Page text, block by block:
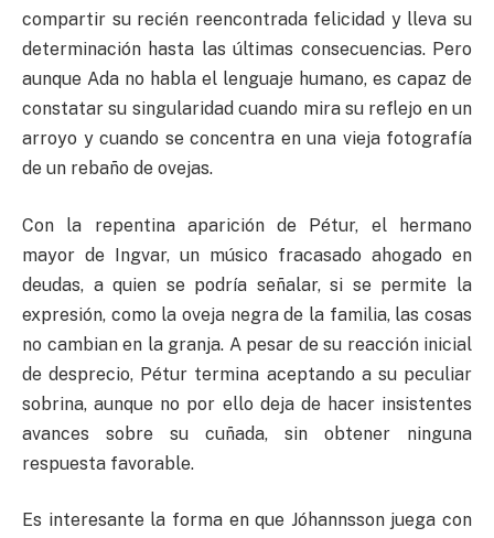
compartir su recién reencontrada felicidad y lleva su
determinación hasta las últimas consecuencias. Pero
aunque Ada no habla el lenguaje humano, es capaz de
constatar su singularidad cuando mira su reflejo en un
arroyo y cuando se concentra en una vieja fotografía
de un rebaño de ovejas.
Con la repentina aparición de Pétur, el hermano
mayor de Ingvar, un músico fracasado ahogado en
deudas, a quien se podría señalar, si se permite la
expresión, como la oveja negra de la familia, las cosas
no cambian en la granja. A pesar de su reacción inicial
de desprecio, Pétur termina aceptando a su peculiar
sobrina, aunque no por ello deja de hacer insistentes
avances sobre su cuñada, sin obtener ninguna
respuesta favorable.
Es interesante la forma en que Jóhannsson juega con